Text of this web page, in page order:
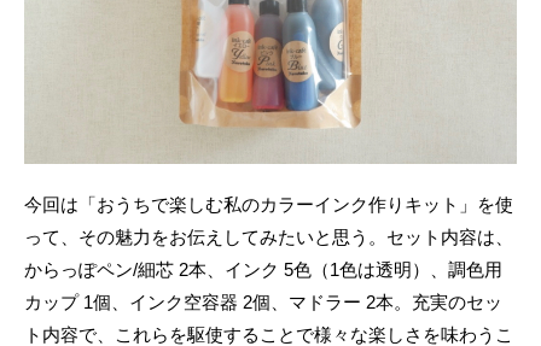
今回は「おうちで楽しむ私のカラーインク作りキット」を使
って、その魅力をお伝えしてみたいと思う。セット内容は、
からっぽペン/細芯 2本、インク 5色（1色は透明）、調色用
カップ 1個、インク空容器 2個、マドラー 2本。充実のセッ
ト内容で、これらを駆使することで様々な楽しさを味わうこ